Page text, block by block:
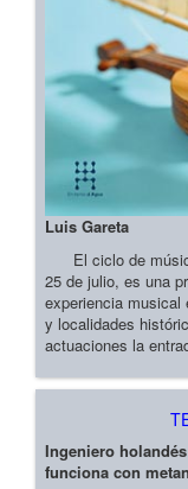
Luis Gareta
El ciclo de
25 de julio, es una
experiencia musical
y localidades
actuaciones la
Ingeniero
funciona con